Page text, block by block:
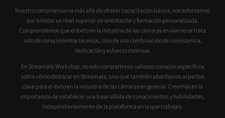
Nuestro compromiso va más allá de ofrecer capacitación básica; nos esforzamos
por brindar un nivel superior de orientación y formación personalizada.
Comprendemos que el éxito en la industria de las cámaras en vivo no se trata
solo de conocimientos técnicos, sino de una combinación de consistencia,
dedicación y esfuerzo continuo.
En Streamate Workshop, no solo compartimos valiosos consejos específicos
sobre cómo destacar en Streamate, sino que también abordamos aspectos
clave para el éxito en la industria de las cámaras en general. Creemos en la
importancia de establecer una base sólida de conocimientos y habilidades,
independientemente de la plataforma en la que trabajes.